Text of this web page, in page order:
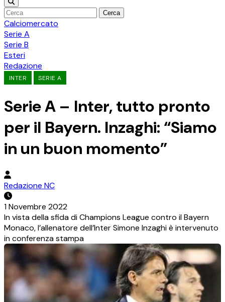
Cerca
Calciomercato
Serie A
Serie B
Esteri
Redazione
INTER SERIE A
Serie A – Inter, tutto pronto
per il Bayern. Inzaghi: “Siamo
in un buon momento”
Redazione NC
1 Novembre 2022
In vista della sfida di Champions League contro il Bayern
Monaco, l’allenatore dell’Inter Simone Inzaghi è intervenuto
in conferenza stampa